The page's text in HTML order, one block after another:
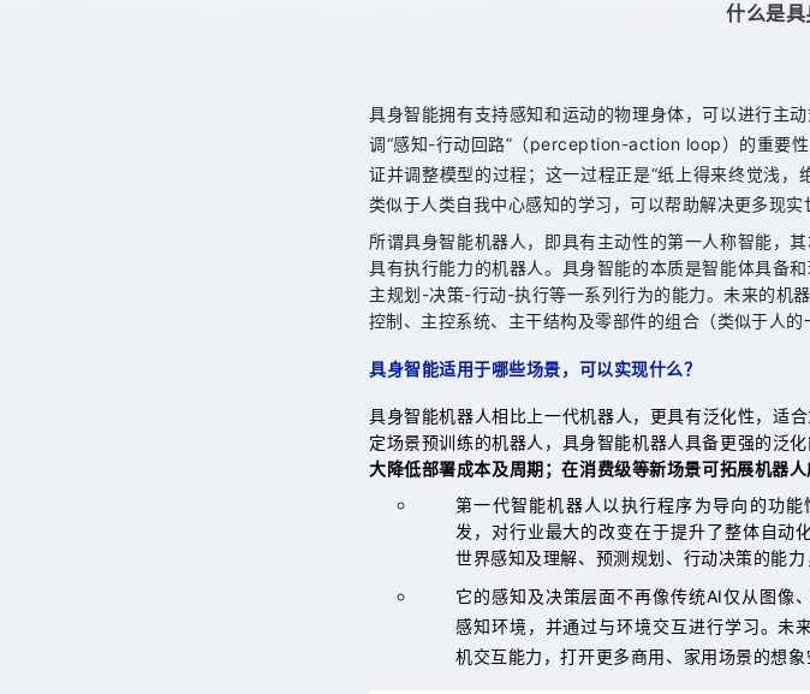
什么是具
具身智能拥有支持感知和运动的物理身体，可以进行主
调“感知-行动回路”（perception-action loop）的重要
证并调整模型的过程；这一过程正是“纸上得来终觉浅
类似于人类自我中心感知的学习，可以帮助解决更多现实
所谓具身智能机器人，即具有主动性的第一人称智能，
具有执行能力的机器人。具身智能的本质是智能体具备
主规划-决策-行动-执行等一系列行为的能力。未来的机
控制、主控系统、主干结构及零部件的组合（类似于人的
具身智能适用于哪些场景，可以实现什么？
具身智能机器人相比上一代机器人，更具有泛化性，适
定场景预训练的机器人，具身智能机器人具备更强的泛化
大降低部署成本及周期；在消费级等新场景可拓展机器人
第一代智能机器人以执行程序为导向的功
发，对行业最大的改变在于提升了整体自动
世界感知及理解、预测规划、行动决策的能
它的感知及决策层面不再像传统AI仅从图像
感知环境，并通过与环境交互进行学习。未
机交互能力，打开更多商用、家用场景的想象